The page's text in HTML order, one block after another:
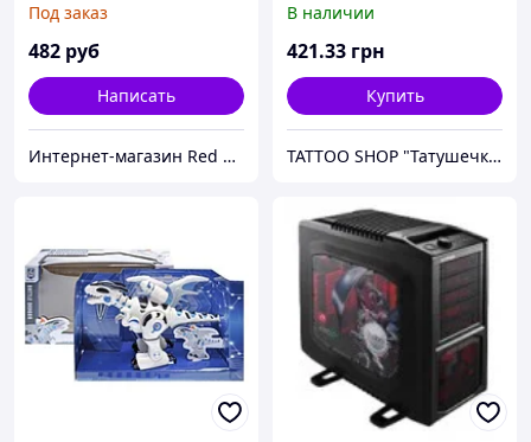
00002
Под заказ
482 руб
Написать
Интернет-магазин Red Storm
В наличии
421.33 грн
Купить
TATTOO SHOP "Татушечка" Молдова